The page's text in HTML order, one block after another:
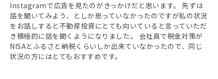
Instagramで広告を見たのがきっかけだと思います。 先ずは
話を聞いてみよう、としか思っていなかったのですが私の状況
をお話しすると不動産投資にとても向いていると言っていただ
き積極的に話を聞くようになりました。 会社員で税金対策が
NISAとふるさと納税くらいしか出来ていなかったので、同じ
状況の方にはとてもおすすめです。